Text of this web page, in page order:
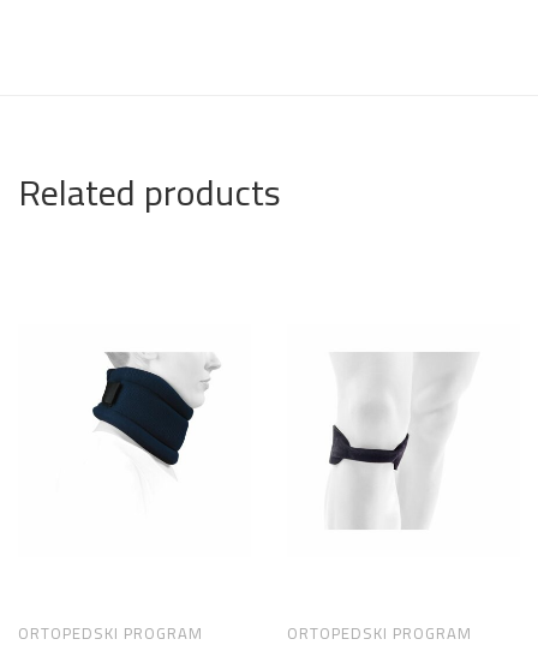
Related products
ORTOPEDSKI PROGRAM ORTOPEDSKI PROGRAM